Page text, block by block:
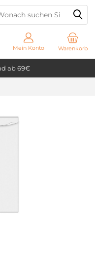
ab 69€
Warenkorb
Mein Konto